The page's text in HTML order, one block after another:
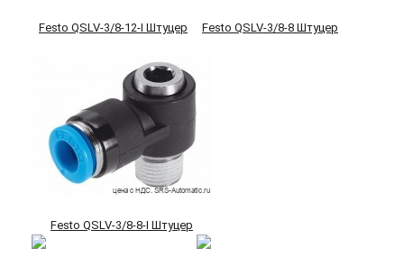
Festo QSLV-3/8-12-I Штуцер Festo QSLV-3/8-8 Штуцер
Festo QSLV-3/8-8-I Штуцер